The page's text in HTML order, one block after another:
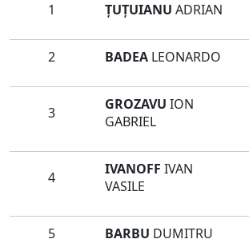
1 ȚUȚUIANU ADRIAN
2 BADEA LEONARDO
3 GROZAVU ION
GABRIEL
4 IVANOFF IVAN
VASILE
5 BARBU DUMITRU